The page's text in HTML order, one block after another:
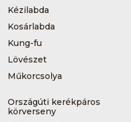
Kézilabda
Kosárlabda
Kung-fu
Lövészet
Műkorcsolya
Országúti kerékpáros
körverseny